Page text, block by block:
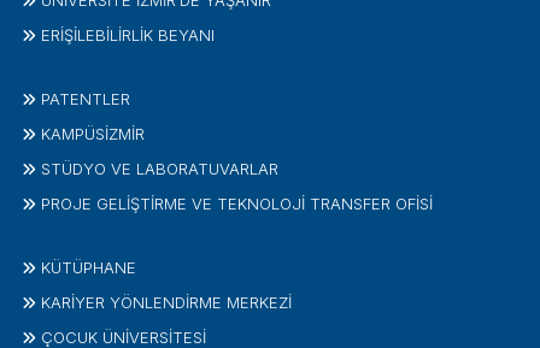
ERİŞİLEBİLİRLİK BEYANI
PATENTLER
KAMPÜSİZMIR
STÜDYO VE LABORATUVARLAR
PROJE GELIŞTIRME VE TEKNOLOJI TRANSFER OFISI
KÜTÜPHANE
KARİYER YÖNLENDİRME MERKEZİ
ÇOCUK ÜNIVERSITESI